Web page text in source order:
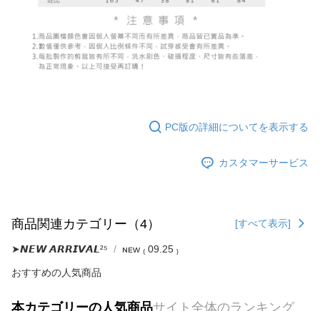
PC版の詳細についてを表示する
カスタマーサービス
商品関連カテゴリー（4） [すべて表示]
➤𝙉𝙀𝙒 𝘼𝙍𝙍𝙄𝙑𝘼𝙇²⁵ ɴᴇᴡ ₍ 09.25 ₎
おすすめの人気商品
本カテゴリーの人気商品サイト全体のランキング